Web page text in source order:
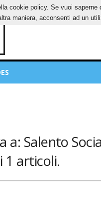
Salento
1 articoli.
cookie policy. Se vuoi
maniera, acconsenti ad un